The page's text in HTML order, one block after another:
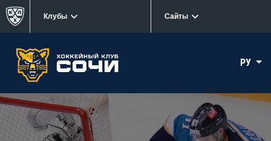
Клубы Сайты
РУ